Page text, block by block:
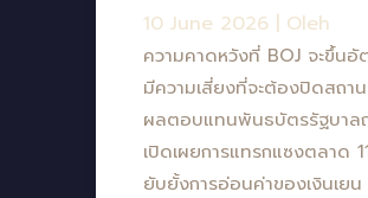
10 June 2026 Oleh
ความคาดหวังที่ BOJ จะขึ้น
มีความเสี่ยงที่จะต้องปิดสถา
ผลตอบแทนพันธบัตรรัฐบาล
เปิดเผยการแทรกแซงตลาด
ยับยั้งการอ่อนค่าของเงินเยน